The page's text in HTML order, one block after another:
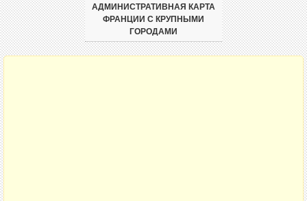
АДМИНИСТРАТИВНАЯ КАРТА
ФРАНЦИИ С КРУПНЫМИ
ГОРОДАМИ